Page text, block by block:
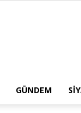
GÜNDEM